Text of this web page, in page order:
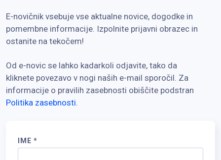
E-novičnik vsebuje vse aktualne novice, dogodke in
pomembne informacije. Izpolnite prijavni obrazec in
ostanite na tekočem!
Od e-novic se lahko kadarkoli odjavite, tako da
kliknete povezavo v nogi naših e-mail sporočil. Za
informacije o pravilih zasebnosti obiščite podstran
Politika zasebnosti
IME *